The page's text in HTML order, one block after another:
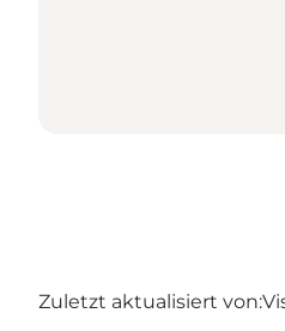
Zuletzt aktualisiert von: